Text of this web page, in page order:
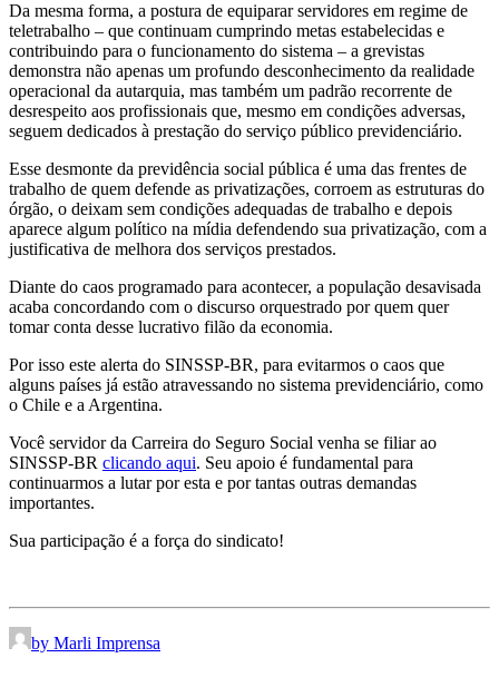
Da mesma forma, a postura de equiparar servidores em regime de
teletrabalho – que continuam cumprindo metas estabelecidas e
contribuindo para o funcionamento do sistema – a grevistas
demonstra não apenas um profundo desconhecimento da realidade
operacional da autarquia, mas também um padrão recorrente de
desrespeito aos profissionais que, mesmo em condições adversas,
seguem dedicados à prestação do serviço público previdenciário.
Esse desmonte da previdência social pública é uma das frentes de
trabalho de quem defende as privatizações, corroem as estruturas do
órgão, o deixam sem condições adequadas de trabalho e depois
aparece algum político na mídia defendendo sua privatização, com a
justificativa de melhora dos serviços prestados.
Diante do caos programado para acontecer, a população desavisada
acaba concordando com o discurso orquestrado por quem quer
tomar conta desse lucrativo filão da economia.
Por isso este alerta do SINSSP-BR, para evitarmos o caos que
alguns países já estão atravessando no sistema previdenciário, como
o Chile e a Argentina.
Você servidor da Carreira do Seguro Social venha se filiar ao
SINSSP-BR clicando aqui. Seu apoio é fundamental para
continuarmos a lutar por esta e por tantas outras demandas
importantes.
Sua participação é a força do sindicato!
by Marli Imprensa